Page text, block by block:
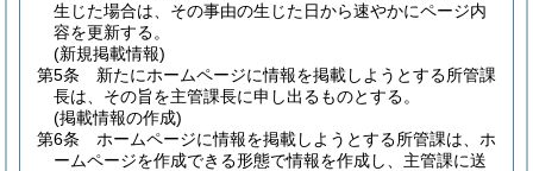
生じた場合は、その事由の生じた日から速やかにページ内
容を更新する。
(新規掲載情報)
第5条
新たにホームページに情報を掲載しようとする所管課
長は、その旨を主管課長に申し出るものとする。
(掲載情報の作成)
第6条
ホームページに情報を掲載しようとする所管課は、ホ
ームページを作成できる形態で情報を作成し、主管課に送